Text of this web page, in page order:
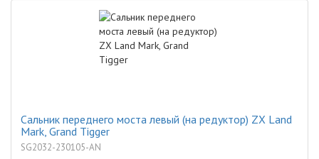
Сальник переднего моста левый (на редуктор) ZX Land
Mark, Grand Tigger
SG2032-230105-AN